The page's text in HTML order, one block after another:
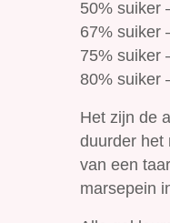
50% suiker
67% suiker
75% suiker
80% suiker
Het zijn de
duurder het
van een
marsepein